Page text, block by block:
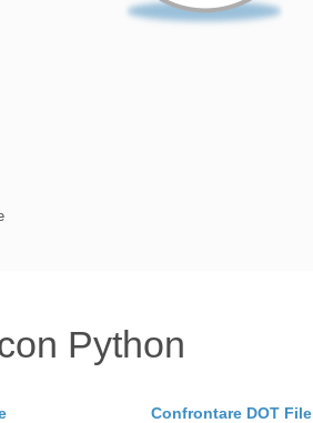
Python
Confrontare DOT File